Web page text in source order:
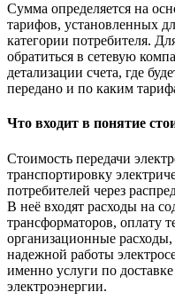
Сумма определяется на
тарифов, установленных
категории потребителя.
обратиться в сетевую
детализации счета, где
передано и по каким
Что входит в понятие
Стоимость передачи
транспортировку
потребителей через
В неё входят расходы на
трансформаторов, оплату
организационные
надежной работы
именно услуги по
электроэнергии.